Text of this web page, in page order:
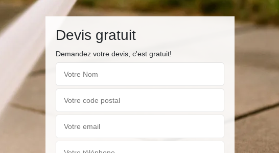
Devis gratuit
Demandez votre devis, c'est gratuit!